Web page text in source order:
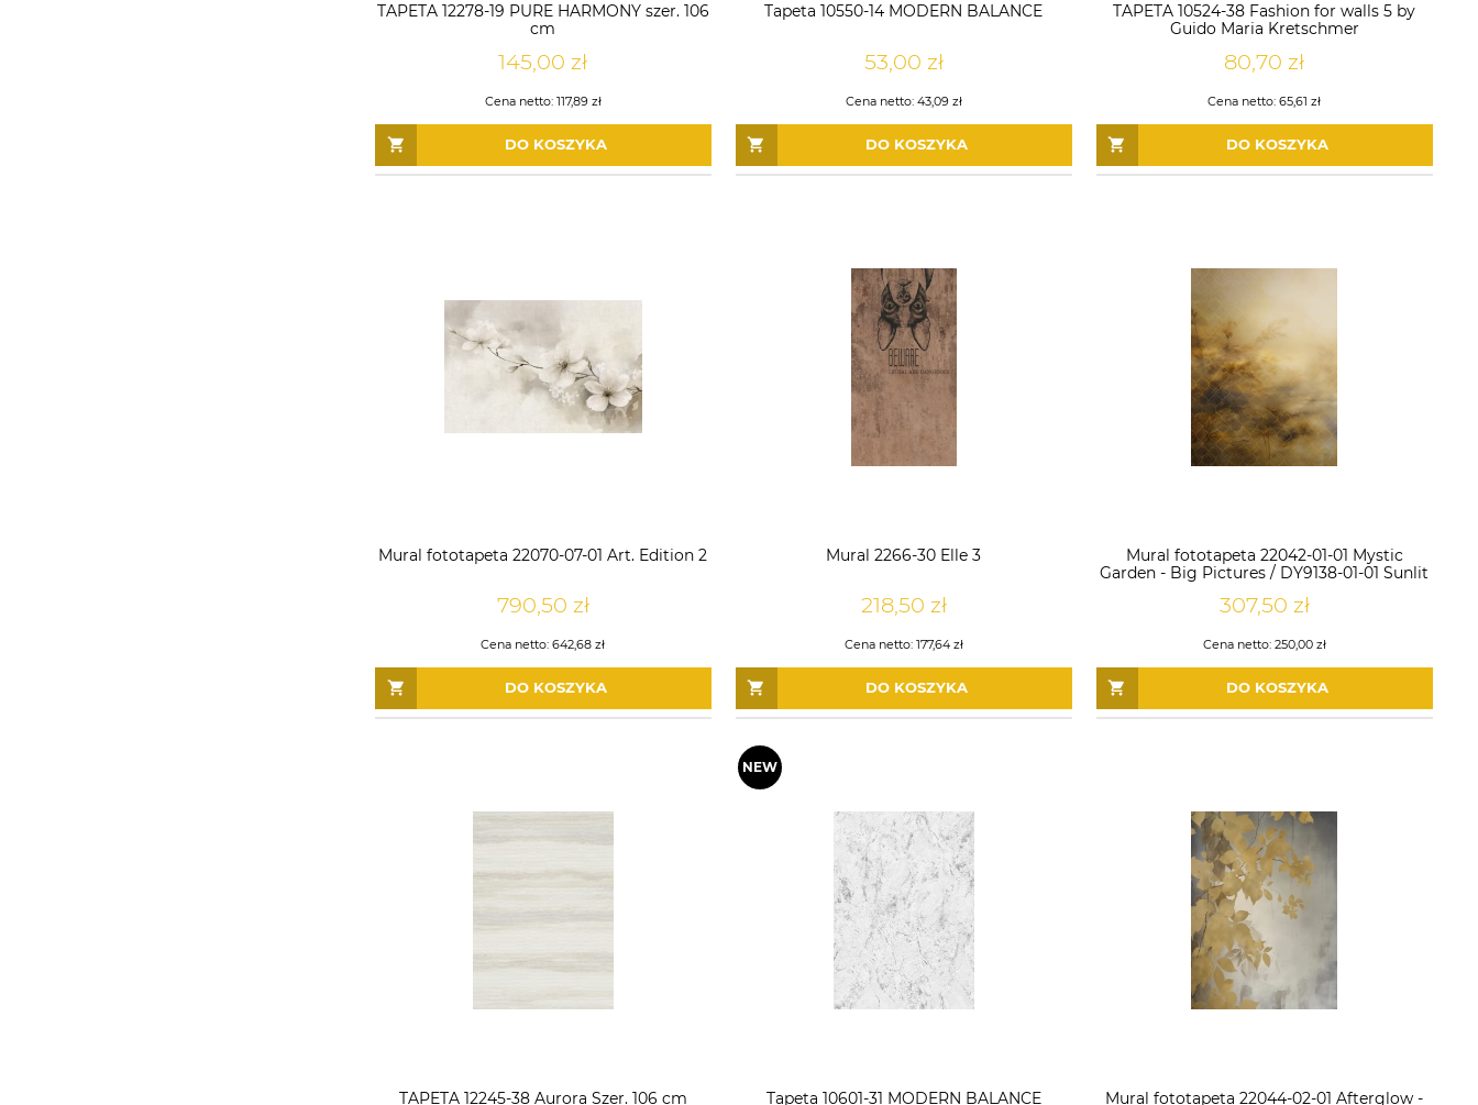
TAPETA 12278-19 PURE HARMONY szer. 106
cm
145,00 zł
Cena netto: 117,89 zł
DO KOSZYKA
Tapeta 10550-14 MODERN BALANCE
53,00 zł
Cena netto: 43,09 zł
DO KOSZYKA
TAPETA 10524-38 Fashion for walls 5 by
Guido Maria Kretschmer
80,70 zł
Cena netto:65,61 zł
DO KOSZYKA
Mural fototapeta 22070-07-01 Art. Edition 2
790,50 zł
Cena netto:642,68 zł
DO KOSZYKA
Mural 2266-30 Elle 3
218,50 zł
Cena netto: 177,64 zł
DO KOSZYKA
Mural fototapeta 22042-01-01 Mystic
Garden - Big Pictures / DY9138-01-01 Sunlit
307,50 zł
Cena netto: 250,00 zł
DO KOSZYKA
TAPETA 12245-38 Aurora Szer. 106 cm Tapeta 10601-31 MODERN BALANCE Mural fototapeta 22044-02-01 Afterglow -